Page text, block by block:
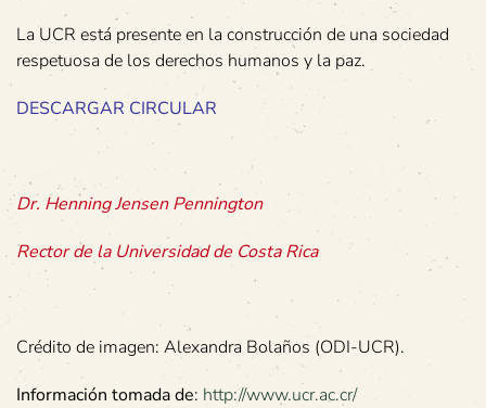
La UCR está presente en la construcción de una sociedad
respetuosa de los derechos humanos y la paz.
DESCARGAR CIRCULAR
Dr. Henning Jensen Pennington
Rector de la Universidad de Costa Rica
Crédito de imagen: Alexandra Bolaños (ODI-UCR).
Información tomada de: http://www.ucr.ac.cr/